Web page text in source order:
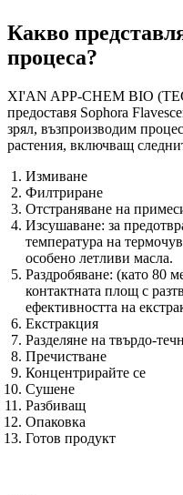
Какво
процеса?
XI'AN APP-CHEM BIO
предоставя Sophora
зрял, възпроизводим
растения, включващ
Измиване
Филтриране
Отстраняване на
Изсушаване: за
температура на
особено летливи масла.
Раздробяване: (като 80
контактната площ с
ефективността на
Екстракция
Разделяне на твърдо-
Пречистване
Концентрирайте се
Сушене
Разбиващ
Опаковка
Готов продукт